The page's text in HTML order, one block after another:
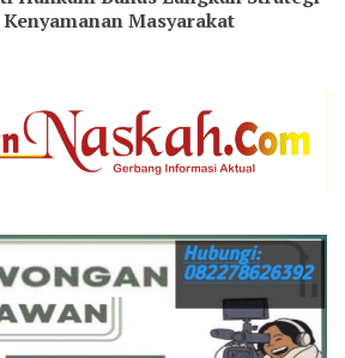
Masyarakat